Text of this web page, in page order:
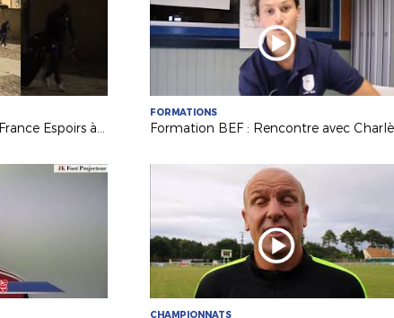
L'arrivée de l'Equipe de France Espoirs à Laval !
FORMATIONS
CHAMPIONNATS